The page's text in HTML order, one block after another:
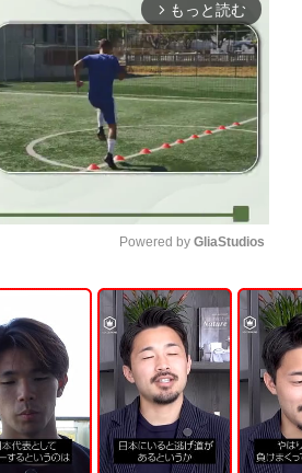
arrow_forward_ios もっと読む
U
n
m
u
t
e
Powered by GliaStudios